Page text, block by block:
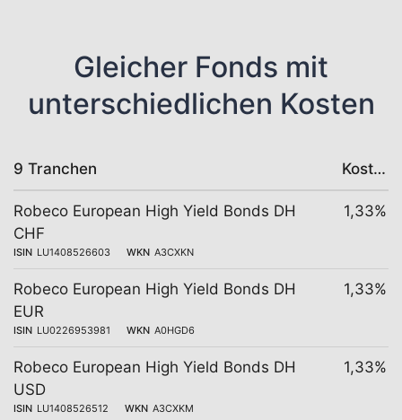
Gleicher Fonds mit
unterschiedlichen Kosten
9 Tranchen Kosten
Robeco European High Yield Bonds DH
CHF
ISIN LU1408526603 WKN A3CXKN
1,33%
Robeco European High Yield Bonds DH
EUR
ISIN LU0226953981 WKN A0HGD6
1,33%
Robeco European High Yield Bonds DH
USD
ISIN LU1408526512 WKN A3CXKM
1,33%